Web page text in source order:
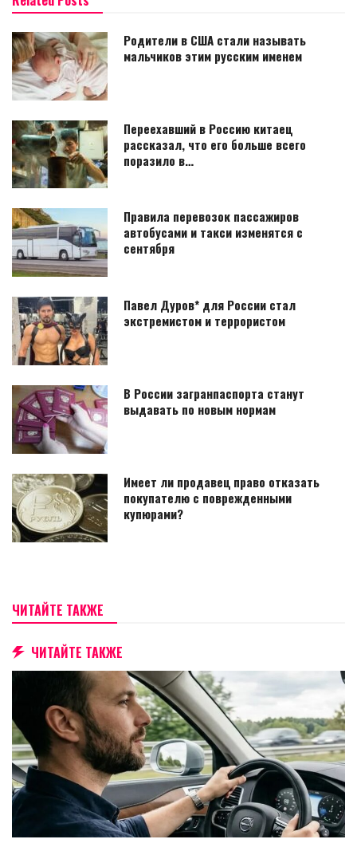
Родители в США стали называть
мальчиков этим русским именем
Переехавший в Россию китаец
рассказал, что его больше всего
поразило в…
Правила перевозок пассажиров
автобусами и такси изменятся с
сентября
Павел Дуров* для России стал
экстремистом и террористом
В России загранпаспорта станут
выдавать по новым нормам
Имеет ли продавец право отказать
покупателю с поврежденными
купюрами?
ЧИТАЙТЕ ТАКЖЕ
ЧИТАЙТЕ ТАКЖЕ